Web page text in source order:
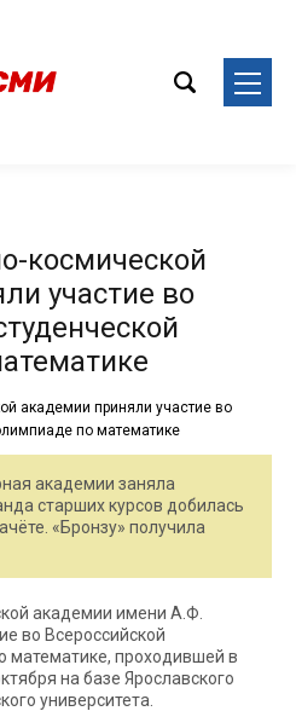
космической
участие во
академии заняла
старших курсов добилась
«Бронзу» получила
академии имени А.Ф.
во Всероссийской
математике, проходившей в
на базе Ярославского
университета.